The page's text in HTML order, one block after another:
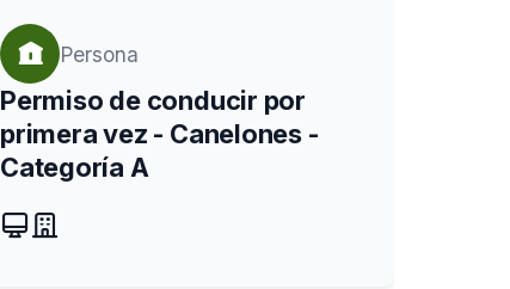
Persona
Permiso de conducir por
primera vez - Canelones -
Categoría A